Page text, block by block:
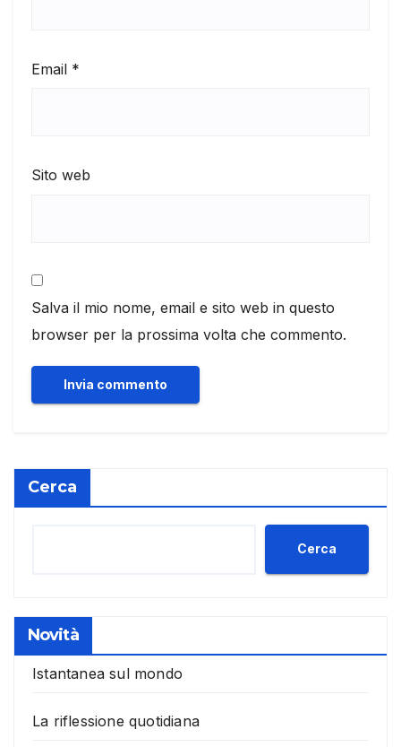
Email *
Sito web
Salva il mio nome, email e sito web in questo
browser per la prossima volta che commento.
Cerca
Cerca
Novità
Istantanea sul mondo
La riflessione quotidiana